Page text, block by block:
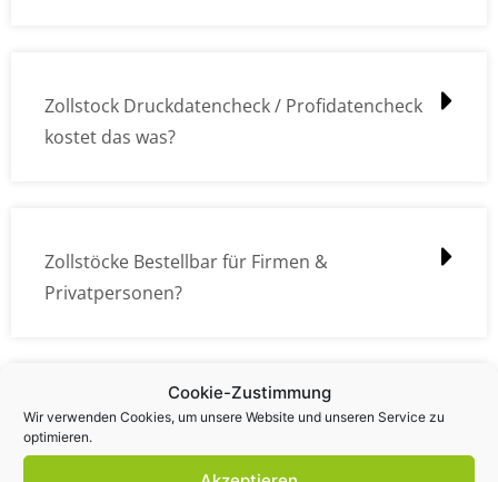
Cookie-Zustimmung
Wir verwenden Cookies, um unsere Website und unseren Service zu
optimieren.
Zollstock Druckdatencheck / Profidatencheck
kostet das was?
Zollstöcke Bestellbar für Firmen &
Privatpersonen?
Wie kann ich die Daten (z.B. Logos und Texte)
übermitteln?